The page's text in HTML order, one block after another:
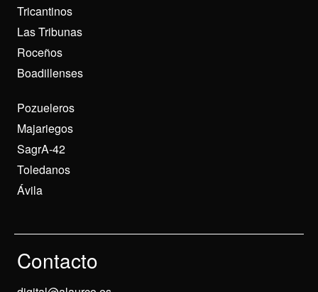
Tricantinos
Las Tribunas
Roceños
Boadillenses
Pozueleros
Majariegos
SagrA-42
Toledanos
Ávila
Contacto